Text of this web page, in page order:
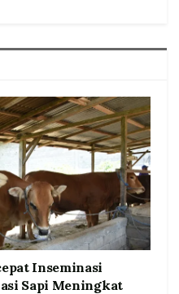
Inseminasi
Sapi Meningkat